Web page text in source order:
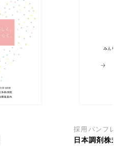
採用パンフ
日本調剤株